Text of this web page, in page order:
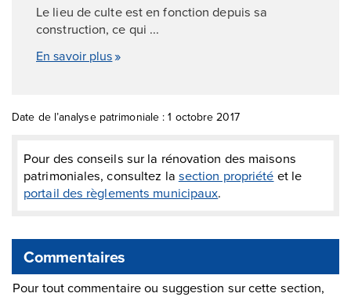
Le lieu de culte est en fonction depuis sa
construction, ce qui ...
En savoir plus
Date de l’analyse patrimoniale : 1 octobre 2017
Pour des conseils sur la rénovation des maisons
patrimoniales, consultez la section propriété et le
portail des règlements municipaux.
Commentaires
Pour tout commentaire ou suggestion sur cette section,